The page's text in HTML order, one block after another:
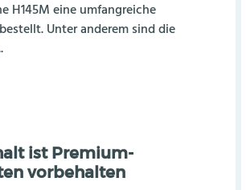
H145M eine umfangreiche
Unter anderem sind die
ist Premium-
vorbehalten